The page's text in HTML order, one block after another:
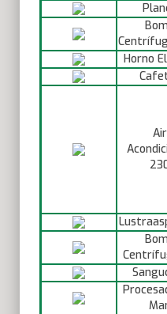
Horno